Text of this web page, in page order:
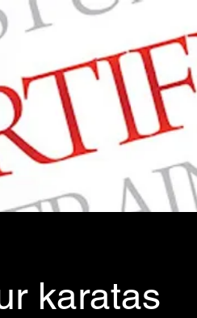
karatas